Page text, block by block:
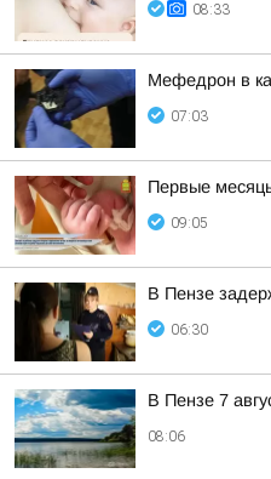
08:33
Мефедрон в
07:03
Первые
09:05
В Пензе
06:30
В Пензе 7
08:06